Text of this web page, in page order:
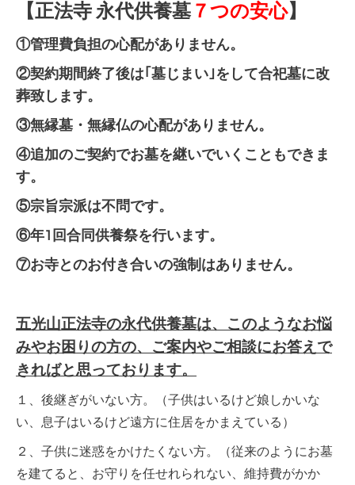
【正法寺 永代供養墓７つの安心】
①管理費負担の心配がありません。
②契約期間終了後は｢墓じまい｣をして合祀墓に改
葬致します。
③無縁墓・無縁仏の心配がありません。
④追加のご契約でお墓を継いでいくこともできま
す。
⑤宗旨宗派は不問です。
⑥年1回合同供養祭を行います。
⑦お寺とのお付き合いの強制はありません。
五光山正法寺の永代供養墓は、このようなお悩
みやお困りの方の、ご案内やご相談にお答えで
きればと思っております。
１、後継ぎがいない方。（子供はいるけど娘しかいな
い、息子はいるけど遠方に住居をかまえている）
２、子供に迷惑をかけたくない方。（従来のようにお墓
を建てると、お守りを任せれられない、維持費がかか